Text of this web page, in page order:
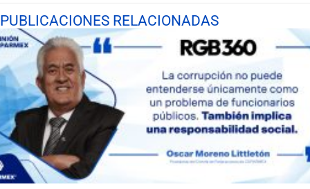
PUBLICACIONES RELACIONADAS